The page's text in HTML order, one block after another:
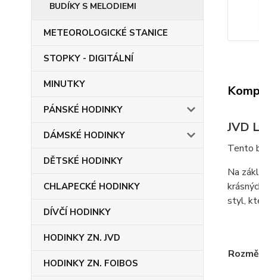
BUDÍKY S MELODIEMI
METEOROLOGICKÉ STANICE
STOPKY - DIGITÁLNÍ
MINUTKY
PÁNSKÉ HODINKY
DÁMSKÉ HODINKY
DĚTSKÉ HODINKY
CHLAPECKÉ HODINKY
DÍVČÍ HODINKY
HODINKY ZN. JVD
HODINKY ZN. FOIBOS
JVD
Tento
Na
styl,